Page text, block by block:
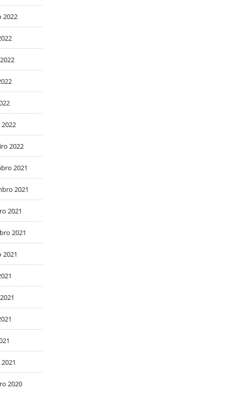
2022
2022
2021
2021
2021
2021
2021
2020